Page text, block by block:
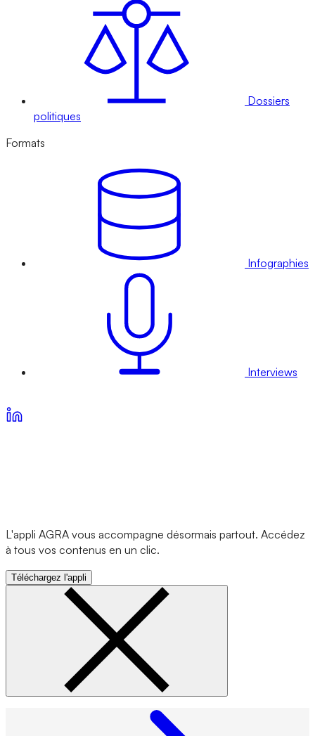
Dossiers
politiques
Formats
Infographies
Interviews
L'appli AGRA vous accompagne désormais partout. Accédez
à tous vos contenus en un clic.
Téléchargez l'appli